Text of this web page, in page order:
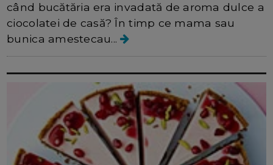
când bucătăria era invadată de aroma dulce a
ciocolatei de casă? În timp ce mama sau
bunica amestecau...